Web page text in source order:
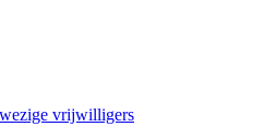
vrijwilligers